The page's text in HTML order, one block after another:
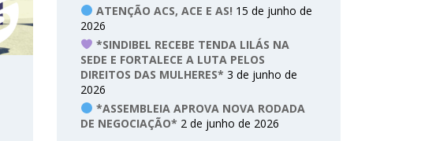
ATENÇÃO ACS, ACE E AS! 15 de junho de
2026
*SINDIBEL RECEBE TENDA LILÁS NA
SEDE E FORTALECE A LUTA PELOS
DIREITOS DAS MULHERES* 3 de junho de
2026
*ASSEMBLEIA APROVA NOVA RODADA
DE NEGOCIAÇÃO* 2 de junho de 2026